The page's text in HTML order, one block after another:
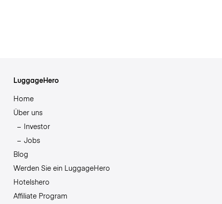
LuggageHero
Home
Über uns
Investor
Jobs
Blog
Werden Sie ein LuggageHero
Hotelshero
Affiliate Program